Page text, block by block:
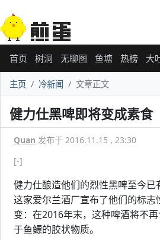
首页 树洞 无聊图 鱼塘 热榜 大
主页 冷新闻 文章正文
健力仕黑啤即将变成素食
Quan 发布于 2016.11.15 , 23:30
[-]
健力仕酿造他们的烈性黑啤至今已
这家爱尔兰酒厂宣布了他们的标志
变：在2016年末，这种啤酒将不
于鱼鳔的胶状物质。